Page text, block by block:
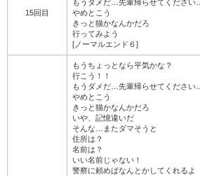
15回目
もうダメだ…先輩帰らせてください…
やめとこう
きっと猫かなんかだろ
行ってみよう
[ノーマルエンド６]
もうちょっとなら平気かな？
行こう！！
もうダメだ…先輩帰らせてください…
やめとこう
きっと猫かなんかだろ
いや、記憶違いだ
そんな…またダマそうと
住所は？
名前は？
いい名前じゃない！
警察に頼めばなんとかしてくれるよ